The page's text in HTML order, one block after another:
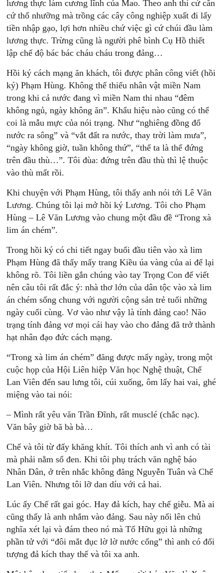
lương thực làm cương lĩnh của Mao. Theo anh thì cứ căn
cứ thổ nhưỡng mà trồng các cây công nghiệp xuất đi lấy
tiền nhập gạo, lợi hơn nhiều chứ việc gì cứ chúi đầu làm
lương thực. Trừng cũng là người phê bình Cụ Hồ thiết
lập chế độ bác bác cháu cháu trong đảng…
Hồi ký cách mạng ăn khách, tôi được phân công viết (hồi
ký) Phạm Hùng. Không thể thiếu nhân vật miền Nam
trong khi cả nước đang vì miền Nam thi nhau “đêm
không ngủ, ngày không ăn”. Khẩu hiệu nào cũng có thể
coi là mẫu mực của nói trạng. Như “nghiêng đồng đổ
nước ra sông” và “vắt đất ra nước, thay trời làm mưa”,
“ngày không giờ, tuần không thứ”, “thế ta là thế đứng
trên đầu thù…”. Tôi đùa: đứng trên đầu thù thì lệ thuộc
vào thù mất rồi.
Khi chuyện với Phạm Hùng, tôi thấy anh nói tới Lê Văn
Lương. Chúng tôi lại mở hồi ký Lương. Tôi cho Phạm
Hùng – Lê Văn Lương vào chung một đầu đề “Trong xà
lim án chém”.
Trong hồi ký có chi tiết ngay buổi đầu tiên vào xà lim
Phạm Hùng đã thấy mấy trang Kiều úa vàng của ai để lại
không rõ. Tôi liền gắn chúng vào tay Trọng Con để viết
nên câu tôi rất đắc ý: nhà thơ lớn của dân tộc vào xà lim
án chém sống chung với người cộng sản trẻ tuổi những
ngày cuối cùng. Vơ vào như vậy là tính đảng cao! Não
trạng tính đảng vơ mọi cái hay vào cho đảng đã trở thành
hạt nhân đạo đức cách mạng.
“Trong xà lim án chém” đăng được mấy ngày, trong một
cuộc họp của Hội Liên hiệp Văn học Nghệ thuật, Chế
Lan Viên đến sau lưng tôi, cúi xuống, ôm lấy hai vai, ghé
miệng vào tai nói:
– Mình rất yêu văn Trần Đĩnh, rất musclé (chắc nạc).
Văn bây giờ bã bà bà…
Chế và tôi từ đấy khăng khít. Tôi thích anh vì anh có tài
mà phải nằm sổ đen. Khi tôi phụ trách văn nghệ báo
Nhân Dân, ở trên nhắc không đăng Nguyễn Tuân và Chế
Lan Viên. Nhưng tôi lỡ dan díu với cả hai.
Lúc ấy Chế rất gai góc. Hay đả kích, hay chế giễu. Mà ai
cũng thấy là anh nhắm vào đảng. Sau này nổi lên chủ
nghĩa xét lại và đám theo nó mà Tố Hữu gọi là những
phần tử với “đôi mắt đục lờ lờ nước cống” thì anh có đối
tượng đả kích thay thế và tôi xa anh.